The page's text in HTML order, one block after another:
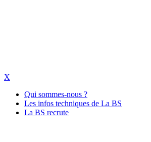
X
Qui sommes-nous ?
Les infos techniques de La BS
La BS recrute